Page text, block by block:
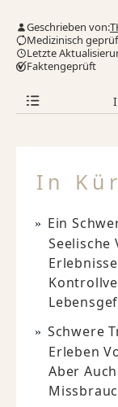
Geschrieben von:
Medizinisch
Letzte
Faktengeprüft
In
Ein
Seelische
Schwere
Erleben
Aber